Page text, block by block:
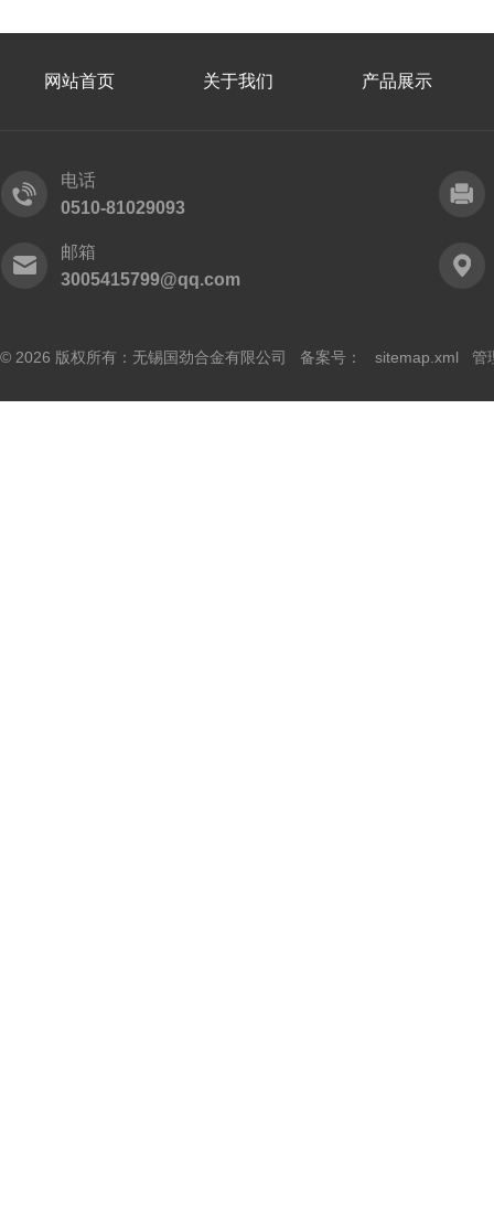
网站首页 关于我们 产品展示
电话
0510-81029093
邮箱
3005415799@qq.com
© 2026 版权所有：无锡国劲合金有限公司 备案号： sitemap.xml 管